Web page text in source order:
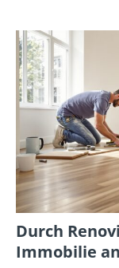
Durch
Immobilie